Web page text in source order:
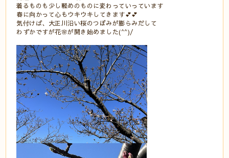
着るものも少し軽めのものに変わっていっています
春に向かって心もウキウキしてきます💕💕
気付けば、大正川沿い桜のつぼみが膨らみだして
わずかですが花🌸が開き始めました(^^)/